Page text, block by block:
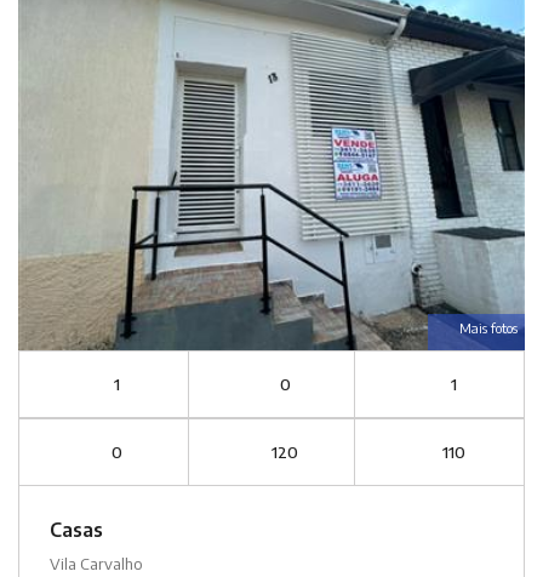
Mais fotos
1 0 1
0 120 110
Casas
Vila Carvalho